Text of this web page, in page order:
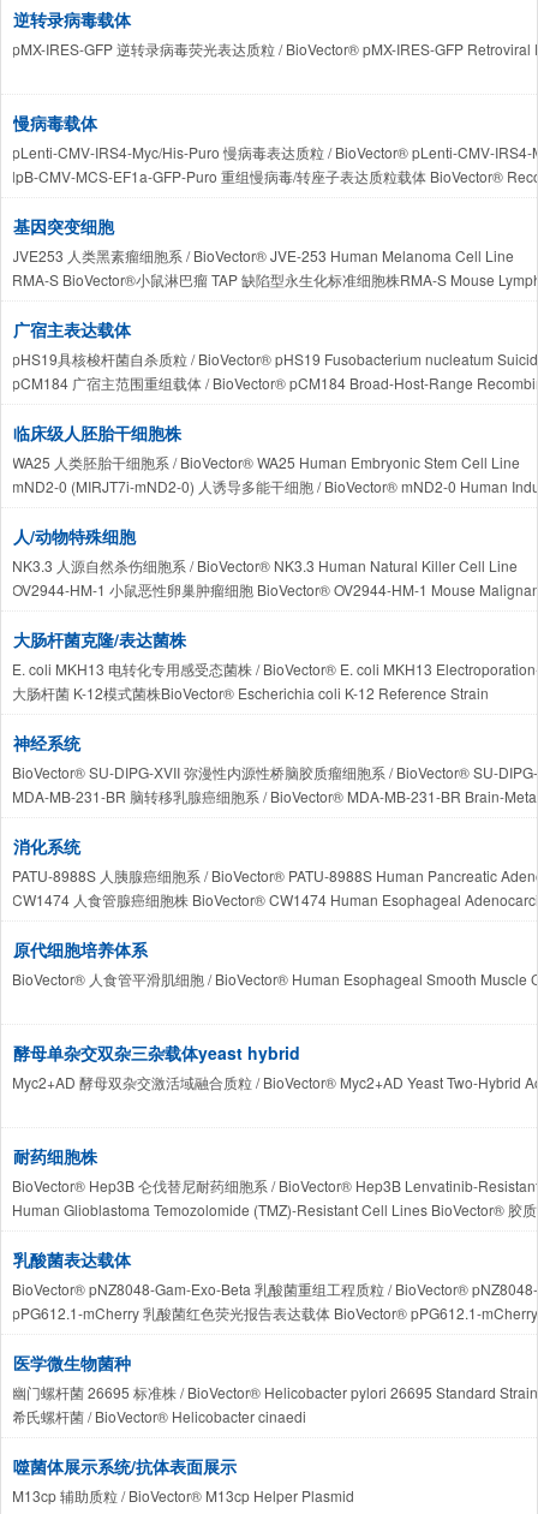
hTERT-RPE1 人视网膜色素上皮细胞株 BioVector® hTERT-RPE1 Human
CI-hAELVi Immortalized Human Alveolar Epithelial Cells BioVector® hAELVi 人
TTC642 BioVector®人间充质干细胞永生化株 / BioVector® TTC642 Immortalized
TTC549 BioVector®人乳腺癌多药耐药细胞株 / BioVector® TTC549 Multidrug-
Fa2N-4 BioVector®人正常肝样细胞永生化株 / BioVector® Fa2N-4 Immortalized
TMNK-1 BioVector® 人正常肝窦内配细胞永生化株 / BioVector® TMNK-1
WM-88 BioVector® 人黑色素瘤永生化细胞株 / BioVector® WM-88 Human
BioVector® WI58 人多形性腺瘤永生化细胞株 / BioVector® WI58 Human
3B-11 BioVector®小血管内皮细胞株 / BioVector® 3B-11 Mouse Vascular
逆转录病毒载体
pMX-IRES-GFP 逆转录病毒荧光表达质粒 / BioVector® pMX-IRES-GFP
慢病毒载体
pLenti-CMV-IRS4-Myc/His-Puro 慢病毒表达质粒 / BioVector® pLenti-CMV-
lpB-CMV-MCS-EF1a-GFP-Puro 重组慢病毒/转座子表达质粒载体 BioVector®
pLenti CMV TRE3G Neo GFP-Progerin BioVector® 慢病毒表达质粒 BioVector®
基因突变细胞
JVE253 人类黑素瘤细胞系 / BioVector® JVE-253 Human Melanoma Cell Line
RMA-S BioVector®小鼠淋巴瘤 TAP 缺陷型永生化标准细胞株RMA-S Mouse
广宿主表达载体
pHS19具核梭杆菌自杀质粒 / BioVector® pHS19 Fusobacterium nucleatum
pCM184 广宿主范围重组载体 / BioVector® pCM184 Broad-Host-Range
pJN105 广宿主 L-阿拉伯糖诱导型表达载体 / BioVector® pJN105 Broad-Host-
pNW33N-GFP BioVector® Thermophilic Shuttle Reporter Vector / pNW33N-
pTip-QC2 IBioVector® nducible Rhodococcus-E. coli Shuttle Expression Vector
pPMQAK1 BioVector®广宿主性 BioBrick 表达/穿梭质粒 / BioVector®
pRL59EH BioVector®广宿主 IPTG 诱导型表达/穿梭质粒 / BioVector®
临床级人胚胎干细胞株
WA25 人类胚胎干细胞系 / BioVector® WA25 Human Embryonic Stem Cell Line
mND2-0 (MIRJT7i-mND2-0) 人诱导多能干细胞 / BioVector® mND2-0 Human
SNUe003-A-2 BioVector®人胚胎干细胞株 / BioVector® SNUe003-A-2 Human
BJNhem20-TBXT-2A-EGFP BioVector® cell line人胚胎干细胞报告株
人/动物特殊细胞
NK3.3 人源自然杀伤细胞系 / BioVector® NK3.3 Human Natural Killer Cell Line
OV2944-HM-1 小鼠恶性卵巢肿瘤细胞 BioVector® OV2944-HM-1 Mouse
TR-iBRB BioVector® Rat Conditionally Immortalized Retinal Capillary
MuRTE61 BioVector® 小鼠肾皮质近端小管上皮克隆细胞系 / BioVector®
大肠杆菌克隆/表达菌株
E. coli MKH13 电转化专用感受态菌株 / BioVector® E. coli MKH13
大肠杆菌 K-12模式菌株BioVector® Escherichia coli K-12 Reference Strain
神经系统
BioVector® SU-DIPG-XVII 弥漫性内源性桥脑胶质瘤细胞系 / BioVector® SU-
MDA-MB-231-BR 脑转移乳腺癌细胞系 / BioVector® MDA-MB-231-BR Brain-
mHypoE-N38 胚胎小鼠下丘脑神经元细胞株 BioVector® mHypoE-N38
BioVector® 神经母细胞瘤（Neuroblastoma）细胞株专题与技术手册
TB096 (TB096-2) BioVector®人源 IDH1 突变型星形细胞瘤细胞系 BioVector®
TS603 BioVector® 人源 IDH1 突变型少突胶质瘤细胞系TS603 Human IDH1-
NS-SV-AC BioVector® Immortalized Human Astrocyte Cell Line / NS-SV-AC 人
U87.CD4 BioVector® Human Glioblastoma/Genetically Engineered T-
MGG152 BioVector®患者来源人类胶质瘤神经干细胞株
F-11 BioVector® 条件永生化神经瘤细胞株
ND7/23 BioVector®条件永生化神经元细胞株Conditionally Immortalized
HPP BioVector® 人海马神经元细胞株 / BioVector® HPP Human Hippocampal
BioVector® CAG 人多发性骨髓瘤细胞株 / BioVector® CAG Human Multiple
CCLF_NEURO_0048_T BioVector® 人原代胶质母细胞瘤细胞株 / BioVector®
消化系统
PATU-8988S 人胰腺癌细胞系 / BioVector® PATU-8988S Human Pancreatic
CW1474 人食管腺癌细胞株 BioVector® CW1474 Human Esophageal
KMCH-1 BioVector® Human Combined Hepatocellular-Cholangiocarcinoma
DERL-2 BioVector® 人肝脾加马德尔塔 T 细胞淋巴瘤细胞系 / BioVector®
GM12445 BioVector® 人原代肝脏成纤维细胞株 / BioVector® GM12445 Human
EndoC-βH1 BioVector®人胰岛beta细胞株EndoC-βH1 Human Pancreatic Beta
原代细胞培养体系
BioVector® 人食管平滑肌细胞 / BioVector® Human Esophageal Smooth Muscle
酵母单杂交双杂三杂载体yeast hybrid
Myc2+AD 酵母双杂交激活域融合质粒 / BioVector® Myc2+AD Yeast Two-Hybrid
耐药细胞株
BioVector® Hep3B 仑伐替尼耐药细胞系 / BioVector® Hep3B Lenvatinib-
Human Glioblastoma Temozolomide (TMZ)-Resistant Cell Lines BioVector® 胶
HCT116/BEVA BioVector®人结直肠癌贝伐珠单抗耐药株 / BioVector® HCT116/
乳酸菌表达载体
BioVector® pNZ8048-Gam-Exo-Beta 乳酸菌重组工程质粒 / BioVector®
pPG612.1-mCherry 乳酸菌红色荧光报告表达载体 BioVector® pPG612.1-
医学微生物菌种
幽门螺杆菌 26695 标准株 / BioVector® Helicobacter pylori 26695 Standard Strain
希氏螺杆菌 / BioVector® Helicobacter cinaedi
Aggregatibacter actinomycetemcomitans 伴放线聚集杆菌 ATCC 29523 标准菌株
福赛坦纳菌 ATCC 43037 标准菌株 BioVector® Tannerella forsythia ATCC 43037
噬菌体展示系统/抗体表面展示
M13cp 辅助质粒 / BioVector® M13cp Helper Plasmid